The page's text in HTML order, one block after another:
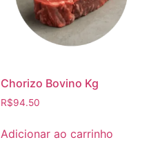
Chorizo Bovino Kg
R$94.50
Adicionar ao carrinho